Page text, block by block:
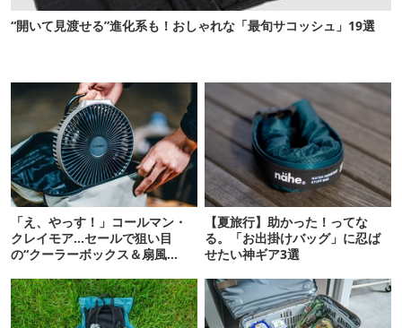
“開いて見渡せる”進化系も！おしゃれな「最旬サコッシュ」19選
「え、やっす！」コールマン・
クレイモア…セールで狙い目
の“クーラーボックス＆扇風
【夏旅行】助かった！ってな
る。「お出掛けバッグ」に忍ば
せたい神ギア3選